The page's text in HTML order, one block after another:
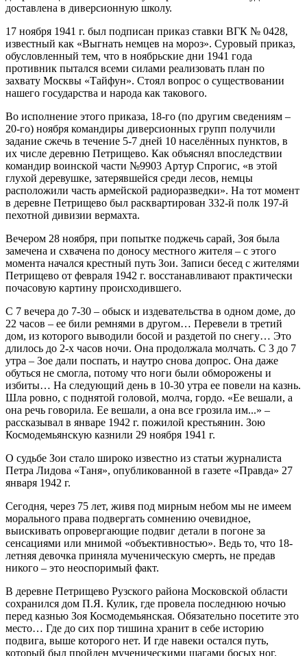
доставлена в диверсионную школу.
17 ноября 1941 г. был подписан приказ ставки ВГК № 0428,
известный как «Выгнать немцев на мороз». Суровый приказ,
обусловленный тем, что в ноябрьские дни 1941 года
противник пытался всеми силами реализовать план по
захвату Москвы «Тайфун». Стоял вопрос о существовании
нашего государства и народа как такового.
Во исполнение этого приказа, 18-го (по другим сведениям –
20-го) ноября командиры диверсионных групп получили
задание сжечь в течение 5-7 дней 10 населённых пунктов, в
их числе деревню Петрищево. Как объяснял впоследствии
командир воинской части №9903 Артур Спрогис, «в этой
глухой деревушке, затерявшейся среди лесов, немцы
расположили часть армейской радиоразведки». На тот момент
в деревне Петрищево был расквартирован 332-й полк 197-й
пехотной дивизии вермахта.
Вечером 28 ноября, при попытке поджечь сарай, Зоя была
замечена и схвачена по доносу местного жителя – с этого
момента начался крестный путь Зои. Записи бесед с жителями
Петрищево от февраля 1942 г. восстанавливают практически
почасовую картину происходившего.
С 7 вечера до 7-30 – обыск и издевательства в одном доме, до
22 часов – ее били ремнями в другом… Перевели в третий
дом, из которого выводили босой и раздетой по снегу… Это
длилось до 2-х часов ночи. Она продолжала молчать. С 3 до 7
утра – Зое дали поспать, и наутро снова допрос. Она даже
обуться не смогла, потому что ноги были обморожены и
избиты… На следующий день в 10-30 утра ее повели на казнь.
Шла ровно, с поднятой головой, молча, гордо. «Ее вешали, а
она речь говорила. Ее вешали, а она все грозила им...» –
рассказывал в январе 1942 г. пожилой крестьянин. Зою
Космодемьянскую казнили 29 ноября 1941 г.
О судьбе Зои стало широко известно из статьи журналиста
Петра Лидова «Таня», опубликованной в газете «Правда» 27
января 1942 г.
Сегодня, через 75 лет, живя под мирным небом мы не имеем
морального права подвергать сомнению очевидное,
выискивать опровергающие подвиг детали в погоне за
сенсациями или мнимой «объективностью». Ведь то, что 18-
летняя девочка приняла мученическую смерть, не предав
никого – это неоспоримый факт.
В деревне Петрищево Рузского района Московской области
сохранился дом П.Я. Кулик, где провела последнюю ночью
перед казнью Зоя Космодемьянская. Обязательно посетите это
место… Где до сих пор тишина хранит в себе историю
подвига, выше которого нет. И где навеки остался путь,
который был пройден мученическими шагами босых ног.